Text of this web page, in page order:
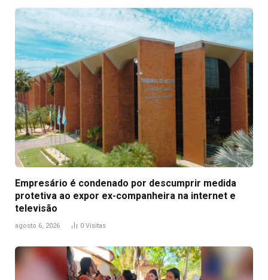
Empresário é condenado por descumprir medida
protetiva ao expor ex-companheira na internet e
televisão
agosto 6, 2026 0 Visitas